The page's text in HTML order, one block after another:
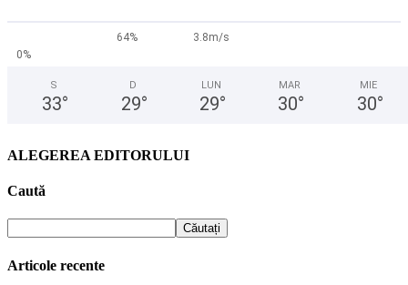
64%
3.8m/s
0%
S
33°
D
29°
LUN
29°
MAR
30°
MIE
30°
ALEGEREA EDITORULUI
Caută
Articole recente